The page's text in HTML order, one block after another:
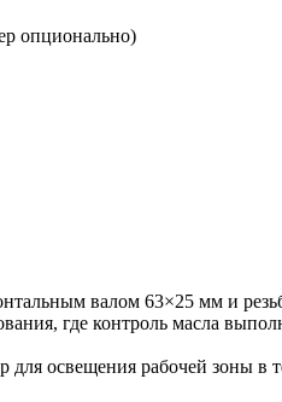
опционально)
валом 63×25 мм и
где контроль масла
освещения рабочей зоны в